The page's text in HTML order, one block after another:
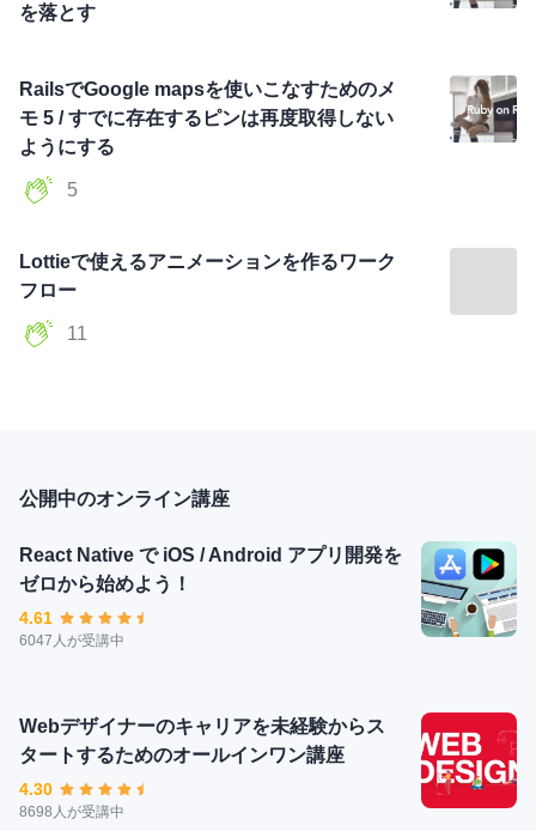
を落とす
RailsでGoogle mapsを使いこなすためのメ
モ 5 / すでに存在するピンは再度取得しない
ようにする
5
Lottieで使えるアニメーションを作るワーク
フロー
11
公開中のオンライン講座
React Native で iOS / Android アプリ開発を
ゼロから始めよう！
4.61
6047人が受講中
Webデザイナーのキャリアを未経験からス
タートするためのオールインワン講座
4.30
8698人が受講中